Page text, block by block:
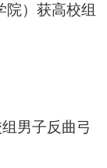
院）获高校组
男子反曲弓